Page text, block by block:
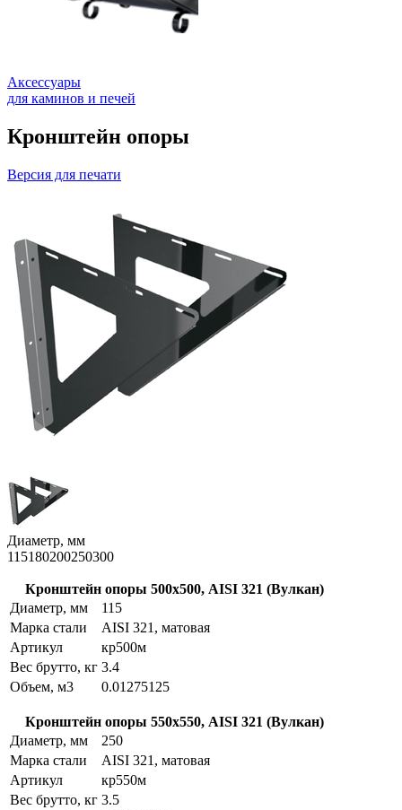
Аксессуары
для каминов и печей
Кронштейн опоры
Версия для печати
Диаметр, мм
115180200250300
Кронштейн опоры 500х500, AISI 321 (Вулкан)
Диаметр, мм
115
Марка стали
AISI 321, матовая
Артикул
кр500м
Вес брутто, кг 3.4
Объем, м3
0.01275125
Кронштейн опоры 550х550, AISI 321 (Вулкан)
Диаметр, мм
250
Марка стали
AISI 321, матовая
Артикул
кр550м
Вес брутто, кг 3.5